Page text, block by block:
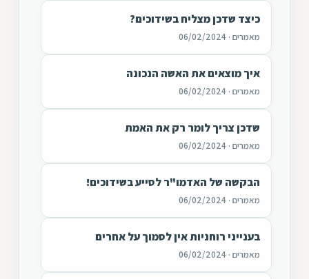
כיצד שדכן מצליח בשידוכים?
מאמרים · 06/02/2024
איך מוצאים את האשה הנכונה
מאמרים · 06/02/2024
שדכן צריך לומר רק את האמת
מאמרים · 06/02/2024
הבקשה של האדמו"ר לסייע בשידוכים!
מאמרים · 06/02/2024
בענייני רוחניות אין לסמוך על אחרים
מאמרים · 06/02/2024